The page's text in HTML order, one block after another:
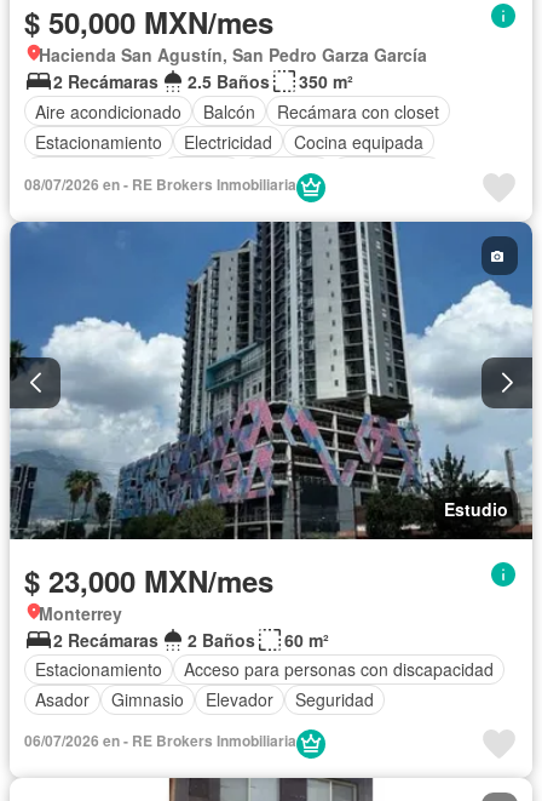
$ 50,000 MXN/mes
Hacienda San Agustín, San Pedro Garza García
2 Recámaras
2.5 Baños
350 m²
Aire acondicionado
Balcón
Recámara con closet
Estacionamiento
Electricidad
Cocina equipada
Elevador
08/07/2026 en - RE Brokers Inmobiliaria
Estudio
$ 23,000 MXN/mes
Monterrey
2 Recámaras
2 Baños
60 m²
Estacionamiento
Acceso para personas con discapacidad
Asador
Gimnasio Elevador Seguridad
06/07/2026 en - RE Brokers Inmobiliaria